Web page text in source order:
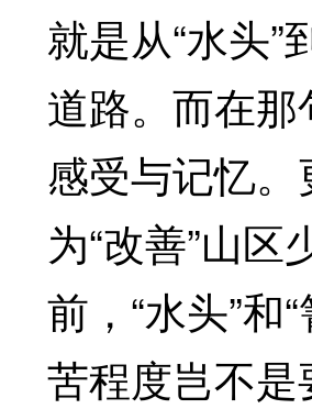
就是从“水头
道路。而在
感受与记忆
为“改善”山
前，“水头”和
苦程度岂不是